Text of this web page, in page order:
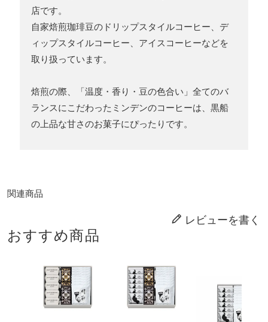
店です。
自家焙煎珈琲豆のドリップスタイルコーヒー、デ
ィップスタイルコーヒー、アイスコーヒーなどを
取り扱っています。
焙煎の際、「温度・香り・豆の色合い」全てのバ
ランスにこだわったミンデンのコーヒーは、黒船
の上品な甘さのお菓子にぴったりです。
関連商品
レビューを書く
おすすめ商品